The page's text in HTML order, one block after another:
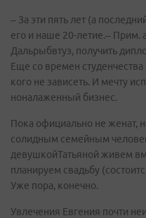
– За эти пять лет (а
его и наше 20-летие.– Прим.
Дальрыбвтуз, получить
Еще со времен студенчества
кого не зависеть. И мечту
ноналаженный бизнес.
Пока официально не женат,
солидным семейным
девушкойТатьяной живем
планируем свадьбу
Уже пора, конечно.
Увлечения Евгения почти